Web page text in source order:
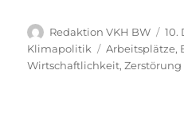
Autor
Redaktion VKH BW
am
10.
Klimapolitik
Schlagwörter
Arbeitsplätze,
Wirtschaftlichkeit,Zerstörung